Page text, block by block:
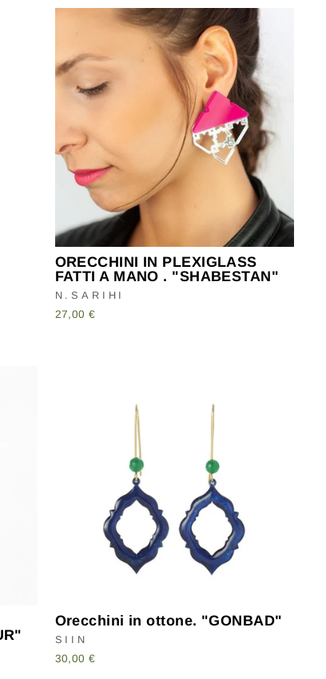
ORECCHINI IN PLEXIGLASS
FATTI A MANO . "SHABESTAN"
N.SARIHI
27,00 €
Orecchini in ottone. "GONBAD"
SIIN
30,00 €